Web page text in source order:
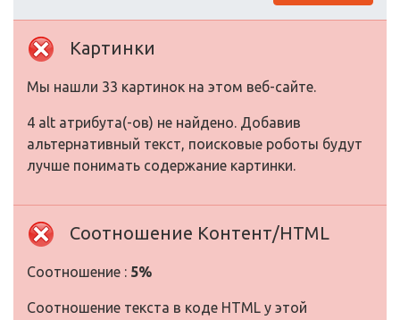
Картинки
Мы нашли 33 картинок на этом веб-сайте.
4 alt атрибута(-ов) не найдено. Добавив
альтернативный текст, поисковые роботы будут
лучше понимать содержание картинки.
Соотношение Контент/HTML
Соотношение : 5%
Соотношение текста в коде HTML у этой